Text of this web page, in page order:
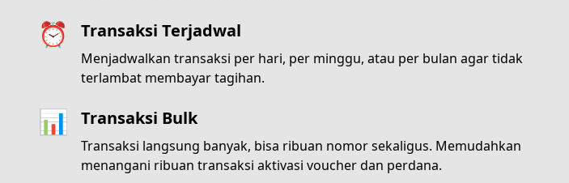
⏰ Transaksi Terjadwal
Menjadwalkan transaksi per hari, per minggu, atau per bulan agar tidak
terlambat membayar tagihan.
📊 Transaksi Bulk
Transaksi langsung banyak, bisa ribuan nomor sekaligus. Memudahkan
menangani ribuan transaksi aktivasi voucher dan perdana.